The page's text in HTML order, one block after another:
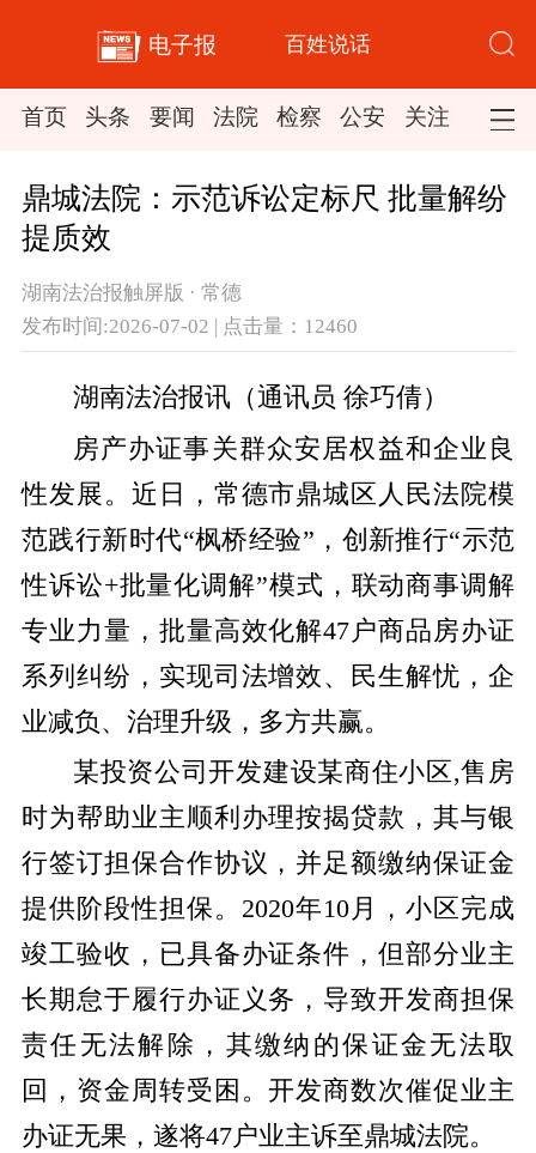
电子报 百姓说话
首页 头条 要闻 法院 检察 公安 关注 司法
鼎城法院：示范诉讼定标尺 批量解纷
提质效
湖南法治报触屏版 · 常德
发布时间:2026-07-02 | 点击量：12460
湖南法治报讯（通讯员 徐巧倩）
房产办证事关群众安居权益和企业良
性发展。近日，常德市鼎城区人民法院模
范践行新时代“枫桥经验”，创新推行“示范
性诉讼+批量化调解”模式，联动商事调解
专业力量，批量高效化解47户商品房办证
系列纠纷，实现司法增效、民生解忧，企
业减负、治理升级，多方共赢。
某投资公司开发建设某商住小区,售房
时为帮助业主顺利办理按揭贷款，其与银
行签订担保合作协议，并足额缴纳保证金
提供阶段性担保。2020年10月，小区完成
竣工验收，已具备办证条件，但部分业主
长期怠于履行办证义务，导致开发商担保
责任无法解除，其缴纳的保证金无法取
回，资金周转受困。开发商数次催促业主
办证无果，遂将47户业主诉至鼎城法院。